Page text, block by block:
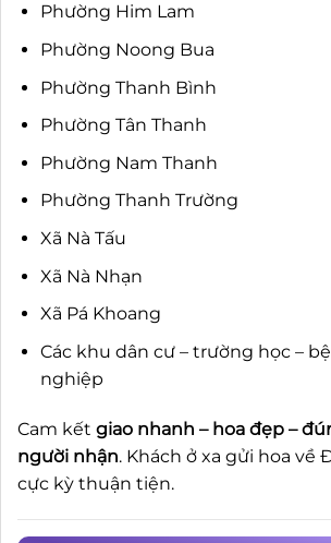
Phường Him Lam
Phường Noong Bua
Phường Thanh Bình
Phường Tân Thanh
Phường Nam Thanh
Phường Thanh Trường
Xã Nà Tấu
Xã Nà Nhạn
Xã Pá Khoang
Các khu dân cư – trường học –
nghiệp
Cam kết giao nhanh – hoa đẹp –
người nhận. Khách ở xa gửi hoa về
cực kỳ thuận tiện.